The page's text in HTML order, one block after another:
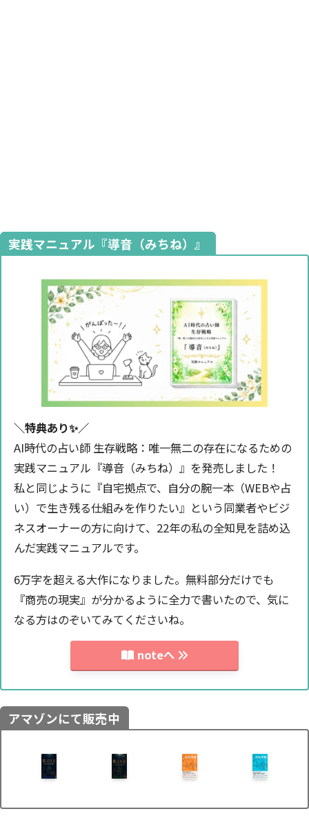
実践マニュアル『導音（みちね）』
＼特典あり✨️／
AI時代の占い師 生存戦略：唯一無二の存在になるための
実践マニュアル『導音（みちね）』を発売しました！
私と同じように『自宅拠点で、自分の腕一本（WEBや占
い）で生き残る仕組みを作りたい』という同業者やビジ
ネスオーナーの方に向けて、22年の私の全知見を詰め込
んだ実践マニュアルです。
6万字を超える大作になりました。無料部分だけでも
『商売の現実』が分かるように全力で書いたので、気に
なる方はのぞいてみてくださいね。
noteへ
アマゾンにて販売中